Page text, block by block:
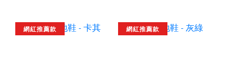
網紅推薦款 網紅推薦款